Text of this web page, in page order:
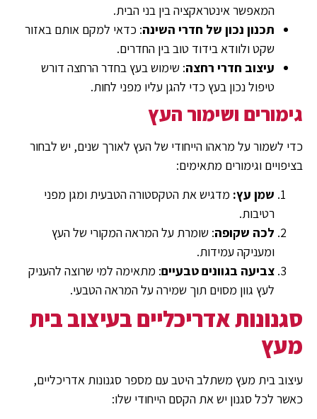
המאפשר אינטראקציה בין בני הבית.
תכנון נכון של חדרי השינה: כדאי למקם אותם באזור
שקט ולוודא בידוד טוב בין החדרים.
עיצוב חדרי רחצה: שימוש בעץ בחדר הרחצה דורש
טיפול נכון בעץ כדי להגן עליו מפני לחות.
גימורים ושימור העץ
כדי לשמור על מראהו הייחודי של העץ לאורך שנים, יש לבחור
בציפויים וגימורים מתאימים:
שמן עץ: מדגיש את הטקסטורה הטבעית ומגן מפני
רטיבות.
לכה שקופה: שומרת על המראה המקורי של העץ
ומעניקה עמידות.
צביעה בגוונים טבעיים: מתאימה למי שרוצה להעניק
לעץ גוון מסוים תוך שמירה על המראה הטבעי.
סגנונות אדריכליים בעיצוב בית
מעץ
עיצוב בית מעץ משתלב היטב עם מספר סגנונות אדריכליים,
כאשר לכל סגנון יש את הקסם הייחודי שלו: